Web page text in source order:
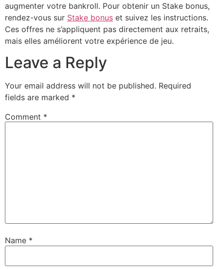
augmenter votre bankroll. Pour obtenir un Stake bonus,
rendez-vous sur Stake bonus et suivez les instructions.
Ces offres ne s’appliquent pas directement aux retraits,
mais elles améliorent votre expérience de jeu.
Leave a Reply
Your email address will not be published. Required
fields are marked *
Comment *
Name *